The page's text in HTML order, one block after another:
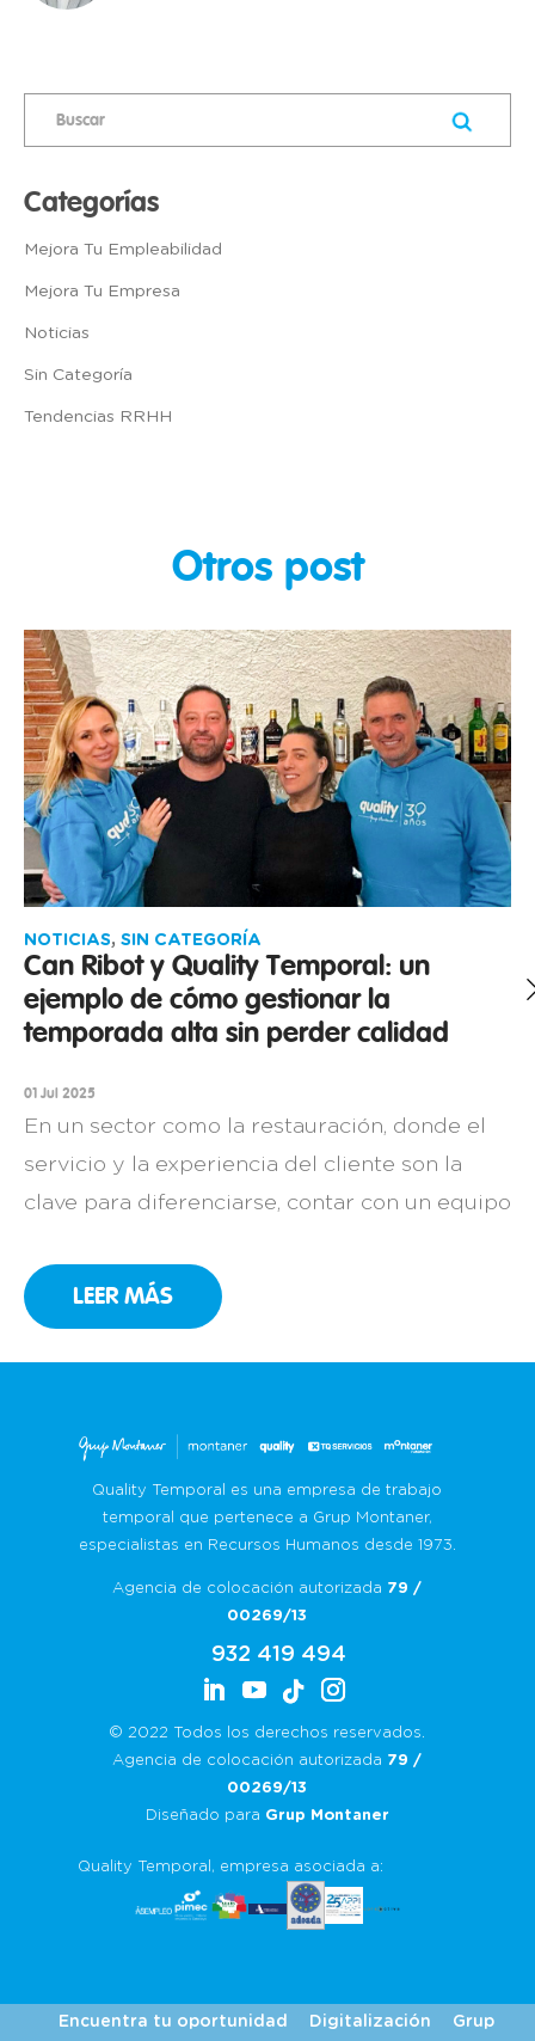
Categorías
Mejora Tu Empleabilidad
Mejora Tu Empresa
Noticias
Sin Categoría
Tendencias RRHH
Otros post
NOTICIAS, SIN CATEGORÍA
Can Ribot y Quality Temporal: un
ejemplo de cómo gestionar la
temporada alta sin perder calidad
01 Jul 2025
En un sector como la restauración, donde el
servicio y la experiencia del cliente son la
clave para diferenciarse, contar con un equipo
muy bien Can Ribot, un restaurante familiar
en Girona con más de 25 años de historia que,
LEER MÁS
Quality Temporal es una empresa de trabajo
temporal que pertenece a Grup Montaner,
especialistas en Recursos Humanos desde 1973.
Agencia de colocación autorizada 79 /
00269/13
932 419 494
© 2022 Todos los derechos reservados.
Agencia de colocación autorizada 79 /
00269/13
Diseñado para Grup Montaner
Quality Temporal, empresa asociada a:
Encuentra tu oportunidad Digitalización Grup